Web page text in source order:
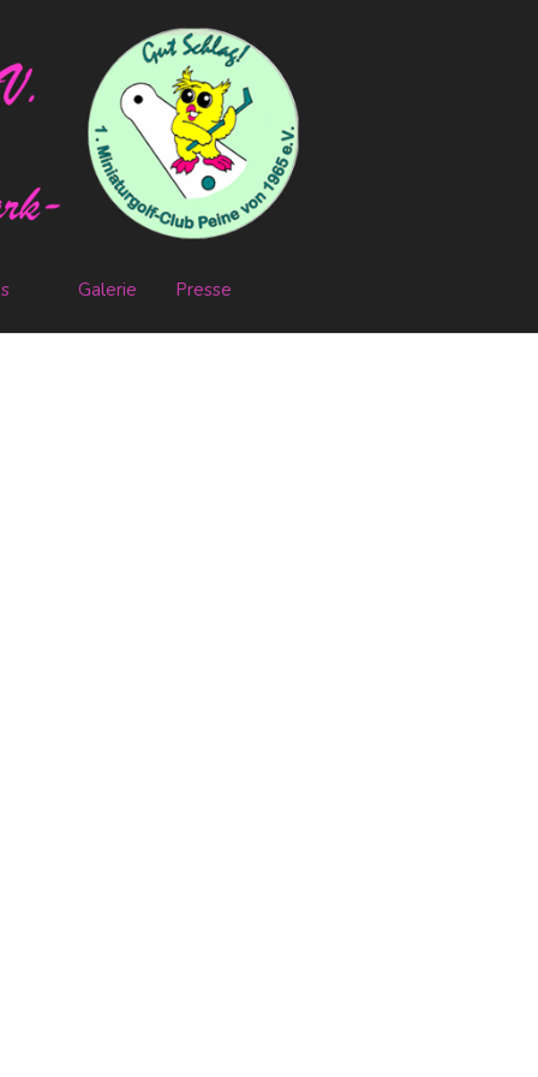
Galerie Presse